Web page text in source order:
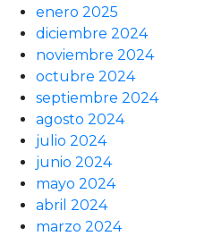
enero 2025
diciembre 2024
noviembre 2024
octubre 2024
septiembre 2024
agosto 2024
julio 2024
junio 2024
mayo 2024
abril 2024
marzo 2024